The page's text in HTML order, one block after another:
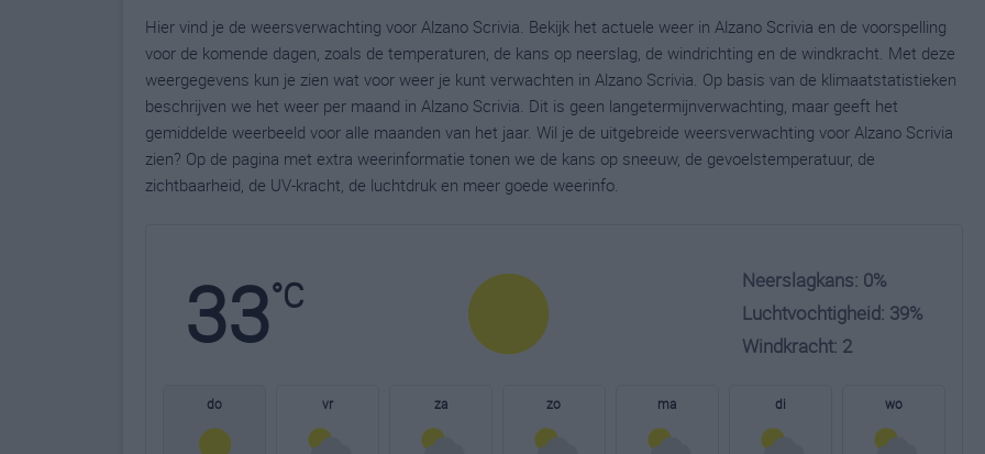
Hier vind je de weersverwachting voor Alzano Scrivia. Bekijk het actuele weer in Alzano Scrivia en de voorspelling
voor de komende dagen, zoals de temperaturen, de kans op neerslag, de windrichting en de windkracht. Met deze
weergegevens kun je zien wat voor weer je kunt verwachten in Alzano Scrivia. Op basis van de klimaatstatistieken
beschrijven we het weer per maand in Alzano Scrivia. Dit is geen langetermijnverwachting, maar geeft het
gemiddelde weerbeeld voor alle maanden van het jaar. Wil je de uitgebreide weersverwachting voor Alzano Scrivia
zien? Op de pagina met extra weerinformatie tonen we de kans op sneeuw, de gevoelstemperatuur, de
zichtbaarheid, de UV-kracht, de luchtdruk en meer goede weerinfo.
33°C
Neerslagkans: 0%
Luchtvochtigheid: 39%
Windkracht: 2
do vr za zo ma di wo